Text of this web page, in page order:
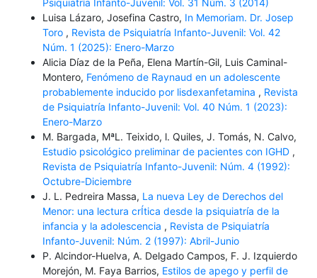
Psiquiatría Infanto-Juvenil: Vol. 31 Núm. 3 (2014)
Luisa Lázaro, Josefina Castro, In Memoriam. Dr. Josep
Toro , Revista de Psiquiatría Infanto-Juvenil: Vol. 42
Núm. 1 (2025): Enero-Marzo
Alicia Díaz de la Peña, Elena Martín-Gil, Luis Caminal-
Montero, Fenómeno de Raynaud en un adolescente
probablemente inducido por lisdexanfetamina , Revista
de Psiquiatría Infanto-Juvenil: Vol. 40 Núm. 1 (2023):
Enero-Marzo
M. Bargada, MªL. Teixido, l. Quiles, J. Tomás, N. Calvo,
Estudio psicológico preliminar de pacientes con IGHD ,
Revista de Psiquiatría Infanto-Juvenil: Núm. 4 (1992):
Octubre-Diciembre
J. L. Pedreira Massa, La nueva Ley de Derechos del
Menor: una lectura crÍtica desde la psiquiatría de la
infancia y la adolescencia , Revista de Psiquiatría
Infanto-Juvenil: Núm. 2 (1997): Abril-Junio
P. Alcindor-Huelva, A. Delgado Campos, F. J. Izquierdo
Morejón, M. Faya Barrios, Estilos de apego y perfil de